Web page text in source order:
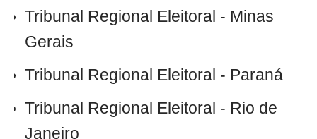
Tribunal Regional Eleitoral - Minas
Gerais
Tribunal Regional Eleitoral - Paraná
Tribunal Regional Eleitoral - Rio de
Janeiro